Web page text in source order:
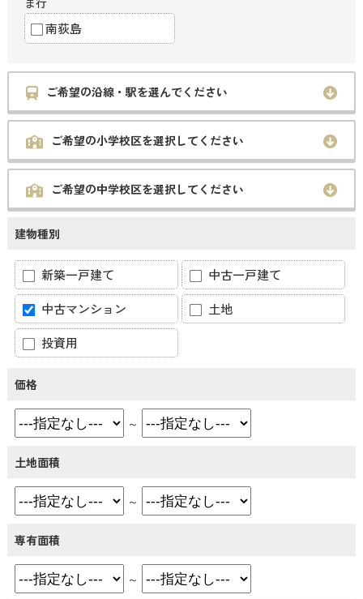
南荻島
ご希望の沿線・駅を選んでください
ご希望の小学校区を選択してください
ご希望の中学校区を選択してください
建物種別
新築一戸建て
中古一戸建て
中古マンション
土地
投資用
価格
～
土地面積
～
専有面積
～